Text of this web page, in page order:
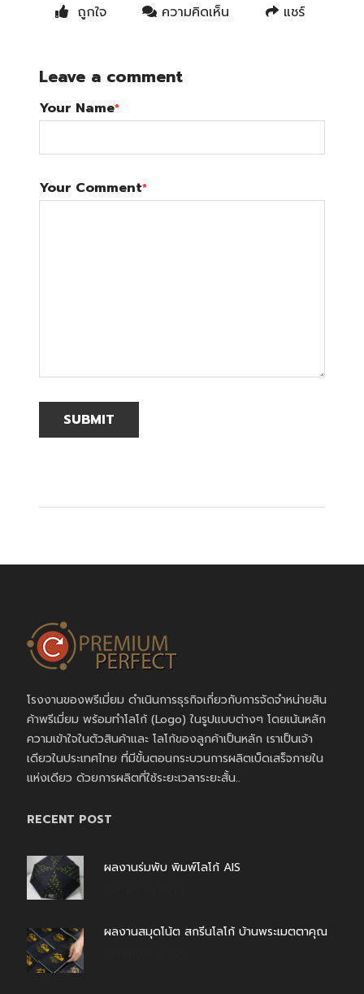
ถูกใจ ความคิดเห็น แชร์
Leave a comment
Your Name*
Your Comment*
โรงงานของพรีเมี่ยม ดำเนินการธุรกิจเกี่ยวกับการจัดจำหน่ายสิน
ค้าพรีเมี่ยม พร้อมทำโลโก้ (Logo) ในรูปแบบต่างๆ โดยเน้นหลัก
ความเข้าใจในตัวสินค้าและ โลโก้ของลูกค้าเป็นหลัก เราเป็นเจ้า
เดียวในประเทศไทย ที่มีขั้นตอนกระบวนการผลิตเบ็ดเสร็จภายใน
แห่งเดียว ด้วยการผลิตที่ใช้ระยะเวลาระยะสั้น..
RECENT POST
ผลงานร่มพับ พิมพ์โลโก้ AIS
ผลงานสมุดโน้ต สกรีนโลโก้ บ้านพระเมตตาคุณ